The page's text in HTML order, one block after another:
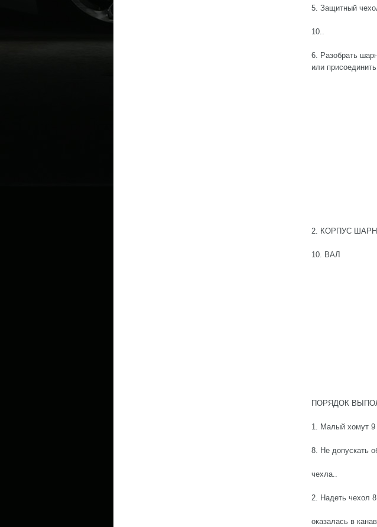
5. Защитный
10..
6. Разобрать
или присоединить
2. КОРПУС
10. ВАЛ
ПОРЯДОК
1. Малый хомут 9
8. Не допускать
чехла..
2. Надеть чехол
оказалась в